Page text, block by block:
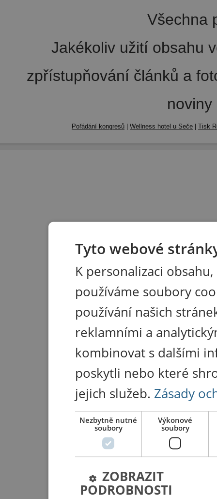
Všechna
Jakékoliv užití obsahu
zpřístupňování článků a
Pořádání kongresů Wellness hotel u Seče Tisk
Tyto webové
K personalizaci
používáme soubory
používání našich
reklamními a
kombinovat s dalšími
poskytli nebo které
jejich služeb. Zásady
Nezbytně nutné
soubory
Výkonové
soubory
ZOBRAZIT
PODROBNOSTI